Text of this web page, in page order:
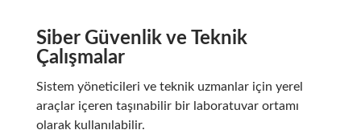
Siber Güvenlik ve Teknik
Çalışmalar
Sistem yöneticileri ve teknik uzmanlar için yerel
araçlar içeren taşınabilir bir laboratuvar ortamı
olarak kullanılabilir.